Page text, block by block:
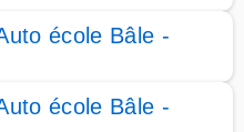
école Bâle -
école Bâle -